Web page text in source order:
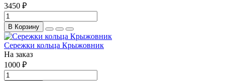
3450 ₽
В Корзину
Сережки кольца Крыжовник
На заказ
1000 ₽